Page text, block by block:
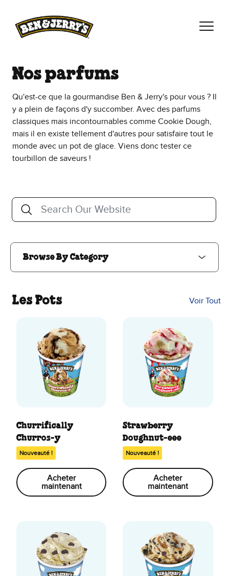
Nos parfums
Qu'est-ce que la gourmandise Ben & Jerry's pour vous ? Il
y a plein de façons d'y succomber. Avec des parfums
classiques mais incontournables comme Cookie Dough,
mais il en existe tellement d'autres pour satisfaire tout le
monde avec un pot de glace. Viens donc tester ce
tourbillon de saveurs !
Search Our Website
Browse By Category
Les Pots Voir Tout
Churrifically
Churros-y
Nouveauté !
Acheter
maintenant
Strawberry
Doughnut-eee
Nouveauté !
Acheter
maintenant